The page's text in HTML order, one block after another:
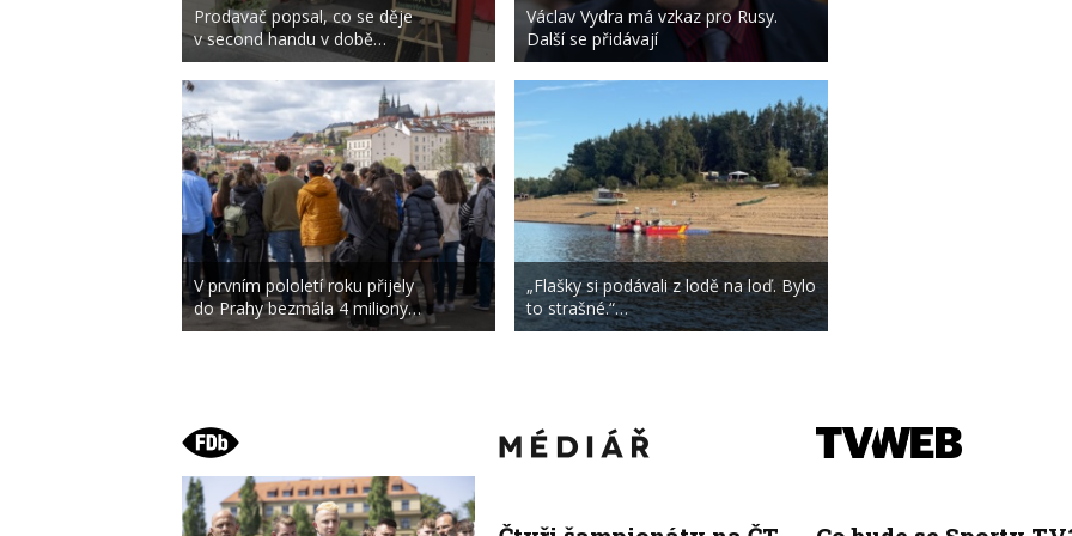
Prodavač popsal, co se děje
v second handu v době…
V prvním pololetí roku přijely
do Prahy bezmála 4 miliony…
Václav Vydra má vzkaz pro Rusy.
Další se přidávají
„Flašky si podávali z lodě na loď. Bylo
to strašné.“…